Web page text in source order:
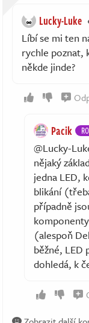
Lucky-Luke
Líbí se mi ten
rychle poznat,
někde jinde?
Pacik
@Lucky-
nějaký
jedna LED,
blikání
případně
(alespoň
běžné, LED
dohledá, k